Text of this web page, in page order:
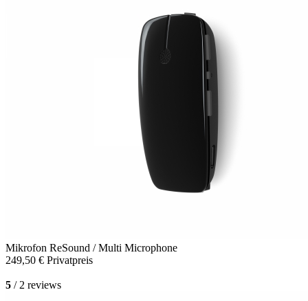
Mikrofon ReSound / Multi Microphone
249,50 € Privatpreis
5 / 2 reviews